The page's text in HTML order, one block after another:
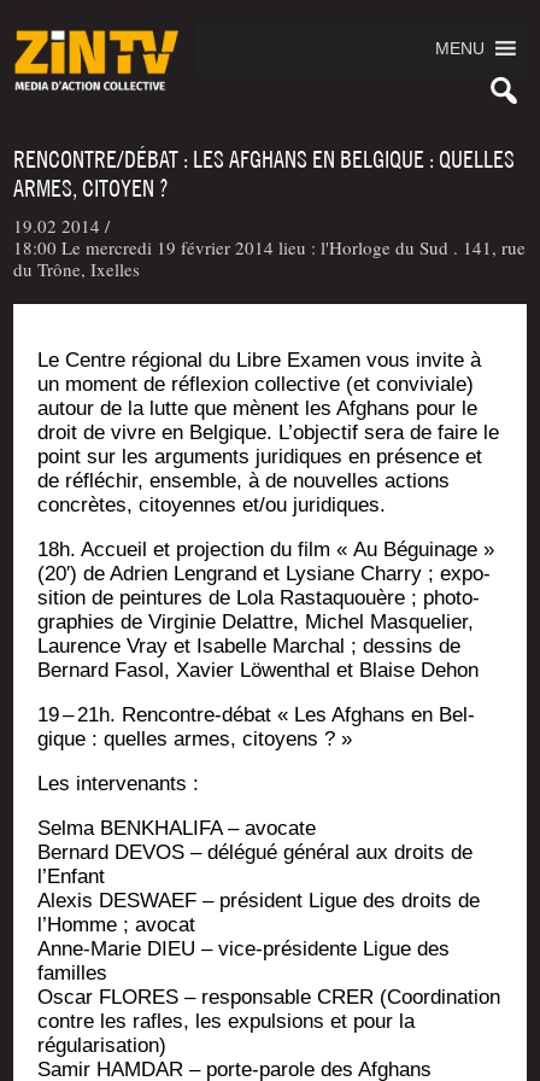
MENU
RENCONTRE/DÉBAT : LES AFGHANS EN BELGIQUE : QUELLES
ARMES, CITOYEN ?
19.02 2014 /
18:00 Le mercredi 19 février 2014 lieu : l'Horloge du Sud . 141, rue
du Trône, Ixelles
Le Centre régio­nal du Libre Exa­men vous invite à
un moment de réflexion col­lec­tive (et convi­viale)
autour de la lutte que mènent les Afghans pour le
droit de vivre en Bel­gique. L’objectif sera de faire le
point sur les argu­ments juri­diques en pré­sence et
de réflé­chir, ensemble, à de nou­velles actions
concrètes, citoyennes et/ou juridiques.
18h. Accueil et pro­jec­tion du film « Au Bégui­nage »
(20′) de Adrien Len­grand et Lysiane Char­ry ; expo­
si­tion de pein­tures de Lola Ras­ta­quouère ; pho­to­
gra­phies de Vir­gi­nie Delattre, Michel Mas­que­lier,
Lau­rence Vray et Isa­belle Mar­chal ; des­sins de
Ber­nard Fasol, Xavier Löwen­thal et Blaise Dehon
19 – 21h. Ren­contre-débat « Les Afghans en Bel­
gique : quelles armes, citoyens ? »
Les inter­ve­nants :
Sel­ma BENKHALIFA – avocate
Ber­nard DEVOS – délé­gué géné­ral aux droits de
l’Enfant
Alexis DESWAEF – pré­sident Ligue des droits de
l’Homme ; avocat
Anne-Marie DIEU – vice-pré­si­dente Ligue des
familles
Oscar FLORES – res­pon­sable CRER (Coor­di­na­tion
contre les rafles, les expul­sions et pour la
régularisation)
Samir HAMDAR – porte-parole des Afghans